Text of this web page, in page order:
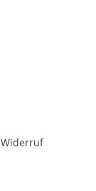
Widerruf